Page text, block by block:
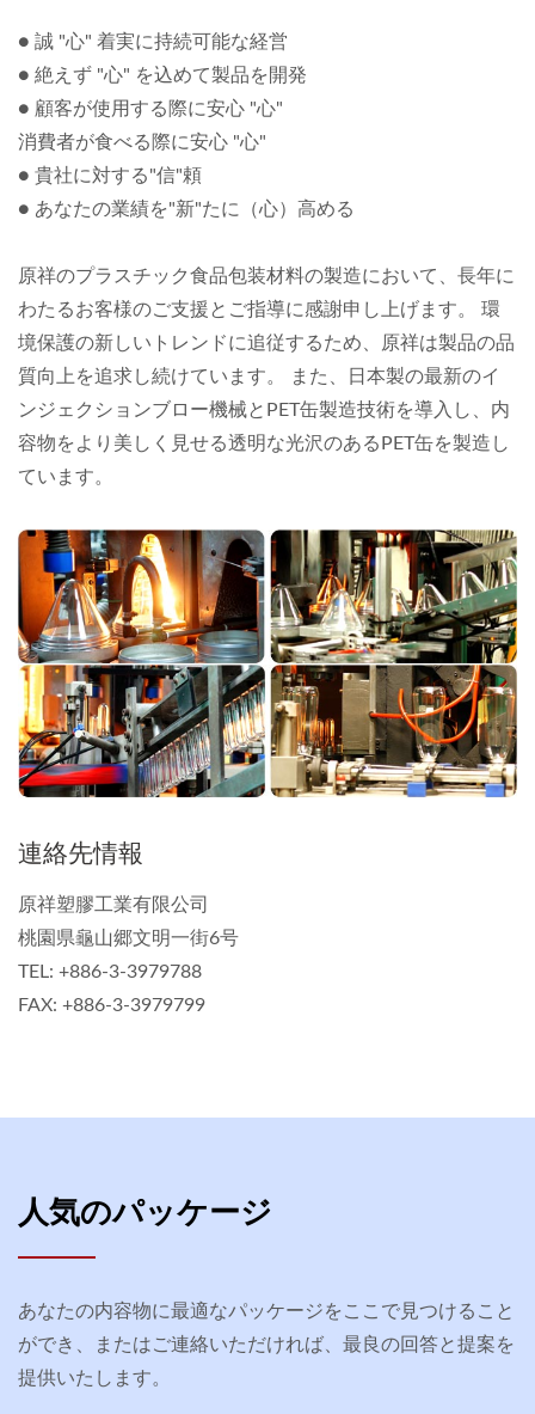
● 誠 "心" 着実に持続可能な経営
● 絶えず "心" を込めて製品を開発
● 顧客が使用する際に安心 "心"
消費者が食べる際に安心 "心"
● 貴社に対する"信"頼
● あなたの業績を"新"たに（心）高める
原祥のプラスチック食品包装材料の製造において、長年に
わたるお客様のご支援とご指導に感謝申し上げます。 環
境保護の新しいトレンドに追従するため、原祥は製品の品
質向上を追求し続けています。 また、日本製の最新のイ
ンジェクションブロー機械とPET缶製造技術を導入し、内
容物をより美しく見せる透明な光沢のあるPET缶を製造し
ています。
連絡先情報
原祥塑膠工業有限公司
桃園県龜山郷文明一街6号
TEL: +886-3-3979788
FAX: +886-3-3979799
人気のパッケージ
あなたの内容物に最適なパッケージをここで見つけること
ができ、またはご連絡いただければ、最良の回答と提案を
提供いたします。